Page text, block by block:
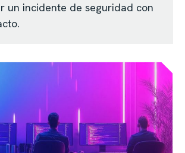
un incidente de seguridad con